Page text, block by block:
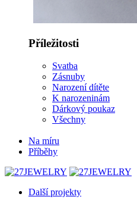
Příležitosti
Svatba
Zásnuby
Narození dítěte
K narozeninám
Dárkový poukaz
Všechny
Na míru
Příběhy
Další projekty